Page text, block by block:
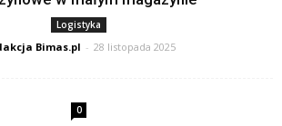
Logistyka
Bimas.pl - 28 listopada 2025
0